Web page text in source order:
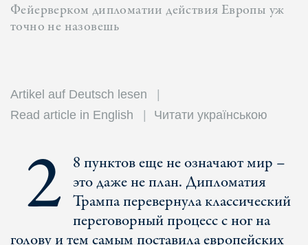
Фейерверком дипломатии действия Европы уж
точно не назовешь
Artikel auf Deutsch lesen
Read article in English
Читати українською
2 8 пунктов еще не означают мир –
это даже не план. Дипломатия
Трампа перевернула классический
переговорный процесс с ног на
голову и тем самым поставила европейских